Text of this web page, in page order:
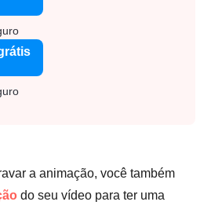
a animação, você também
do seu vídeo para ter uma